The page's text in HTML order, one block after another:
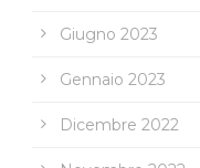
Giugno 2023
Gennaio 2023
Dicembre 2022